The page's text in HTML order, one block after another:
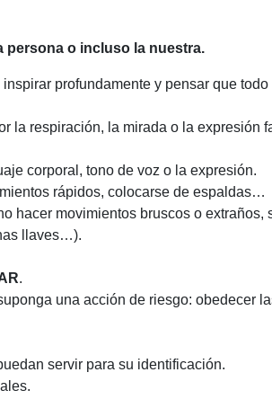
persona o incluso la nuestra.
profundamente y pensar que todo
la respiración, la mirada o la expresión
corporal, tono de voz o la expresión.
rápidos, colocarse de espaldas…
hacer movimientos bruscos o extraños,
llaves…).
.
una acción de riesgo: obedecer
servir para su identificación.